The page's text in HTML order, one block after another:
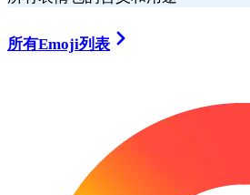
所有Emoji列表